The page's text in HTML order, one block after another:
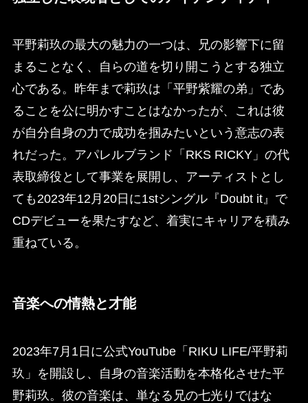
平野莉玖の最大の魅力の一つは、兄の影響下に留
まることなく、自らの道を切り開こうとする独立
心である。昨年まで莉玖は「平野紫耀の弟」であ
ることを公に明かすことはなかったが、これは彼
が自分自身の力で成功を掴みたいという意志の表
れだった。アパレルブランド「RKS RICKY」の代
表取締役として事業を展開し、アーティストとし
ても2023年12月20日に1stシングル『Doubt it』で
CDデビューを果たすなど、着実にキャリアを積み
重ねている。
音楽への情熱と才能
2023年7月1日に公式YouTube「RIKU LIFE/平野莉
玖」を開設し、自身の音楽活動を本格化させた平
野莉玖。彼の音楽は、単なる兄の七光りではな